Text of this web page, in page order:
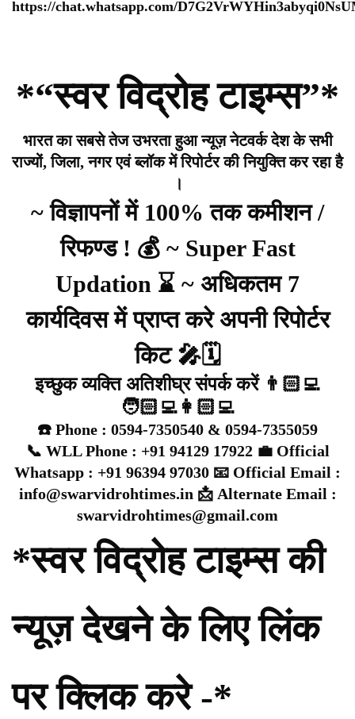
https://chat.whatsapp.com/
*“स्वर विद्रोह टाइम्स”*
भारत का सबसे तेज उभरता हुआ न्यूज़ नेटवर्क देश के सभी
राज्यों, जिला, नगर एवं ब्लॉक में रिपोर्टर की नियुक्ति कर रहा है
।
~ विज्ञापनों में 100% तक कमीशन /
रिफण्ड ! 💰 ~ Super Fast
Updation ⌛ ~ अधिकतम 7
कार्यदिवस में प्राप्त करे अपनी रिपोर्टर
किट 🎤🗓️
इच्छुक व्यक्ति अतिशीघ्र संपर्क करें 👨🏻‍💻
🧑🏻‍💻👩🏻‍💻
☎️ Phone : 0594-7350540 & 0594-7355059
📞 WLL Phone : +91 94129 17922 💼 Official
Whatsapp : +91 96394 97030 📧 Official Email :
info@swarvidrohtimes.in 📩 Alternate Email :
swarvidrohtimes@gmail.com
*स्वर विद्रोह टाइम्स की
न्यूज़ देखने के लिए लिंक
पर क्लिक करे -*